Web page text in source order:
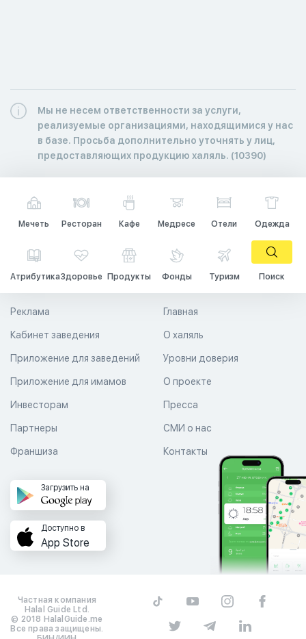
Мы не несем ответственности за услуги,
реализуемые организациями, находящимися у нас
в базе. Просьба дополнительно уточнять у лиц,
предоставляющих продукцию халяль. (10390)
Мечеть Ресторан Кафе Медресе Отели Одежда
АтрибутикаЗдоровье Продукты Фонды Туризм Поиск
Главная
О халяль
Уровни доверия
Реклама
Кабинет заведения
Приложение для заведений
Приложение для имамов О проекте
Пресса
СМИ о нас
Контакты
Инвесторам
Партнеры
Франшиза
Загрузить на
Доступно в
App Store
Частная компания
Halal Guide Ltd.
© 2018 HalalGuide.me
Все права защищены.